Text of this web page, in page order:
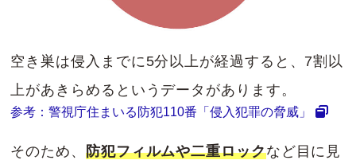
空き巣は侵入までに5分以上が経過すると、7割以
上があきらめるというデータがあります。
参考：警視庁住まいる防犯110番「侵入犯罪の脅威」
そのため、 防犯フィルムや二重ロックなど目に見